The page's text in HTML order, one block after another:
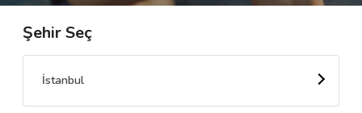
🎈 Biz Kimiz?
🌟 Müşteri Değerlendirmeleri
Şehir Seç
İstanbul